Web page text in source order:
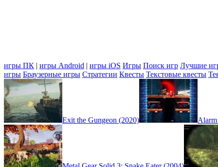
игры ПК | игры Android | игры iOS Игры Поиск игр Лучшие
игры Браузерные игры Стратегии Квесты Текстовые квесты
Exit the Gungeon (2020) Alarm